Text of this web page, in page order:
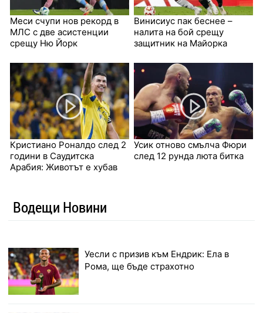
Меси счупи нов рекорд в
МЛС с две асистенции
срещу Ню Йорк
Винисиус пак беснее –
налита на бой срещу
защитник на Майорка
Кристиано Роналдо след 2
години в Саудитска
Арабия: Животът е хубав
Усик отново смълча Фюри
след 12 рунда люта битка
Водещи Новини
Уесли с призив към Ендрик: Ела в
Рома, ще бъде страхотно